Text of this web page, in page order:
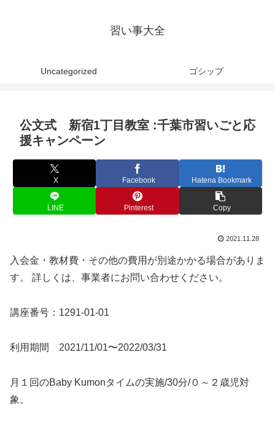
習い事大全
Uncategorized ゴシップ
公文式 新宿1丁目教室 :千葉市習いごと応
援キャンペーン
X Facebook Hatena Bookmark
LINE Pinterest Copy
2021.11.28
入会金・教材費・その他の費用が別途かかる場合がありま
す。 詳しくは、事業者にお問い合わせください。
講座番号：1291-01-01
利用期間 2021/11/01〜2022/03/31
月１回のBaby Kumonタイムの実施/30分/０～２歳児対
象。